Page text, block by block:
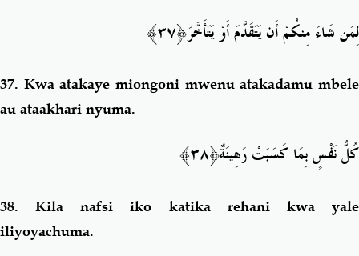
لِمَن شَاءَ مِنكُمْ أَن يَتَقَدَّمَ أَوْ يَتَأَخَّرَ﴿٣٧﴾
37. Kwa atakaye miongoni mwenu atakadamu mbele
au ataakhari nyuma.
كُلُّ نَفْسٍ بِمَا كَسَبَتْ رَهِينَةٌ﴿٣٨﴾
38.Kila nafsi iko katika rehani kwa yale
iliyoyachuma.